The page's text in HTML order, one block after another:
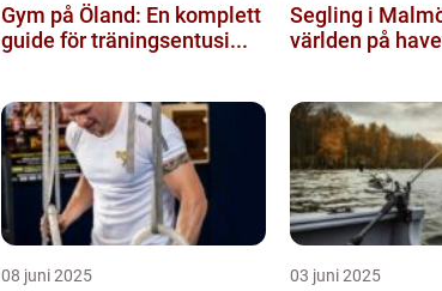
Gym på Öland: En komplett
guide för träningsentusi...
Segling i
världen på
08 juni 2025 03 juni 2025